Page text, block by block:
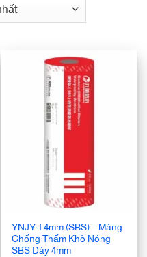
YNJY-I 4mm (SBS) – Màng
Chống Thấm Khò Nóng
SBS Dày 4mm